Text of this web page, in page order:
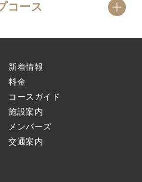
コース
新着情報
料金
コースガイド
施設案内
メンバーズ
交通案内